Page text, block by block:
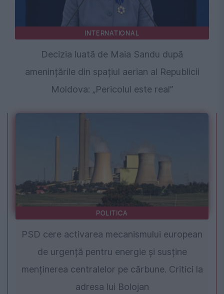
INTERNATIONAL
Decizia luată de Maia Sandu după
amenințările din spațiul aerian al Republicii
Moldova: „Pericolul este real”
POLITICA
PSD cere activarea mecanismului european
de urgență pentru energie și susține
menținerea centralelor pe cărbune. Critici la
adresa lui Bolojan